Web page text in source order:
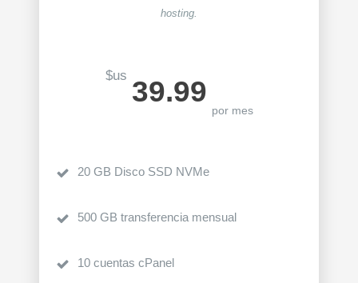
hosting.
$us 39.99
por mes
20 GB Disco SSD NVMe
500 GB transferencia mensual
10 cuentas cPanel